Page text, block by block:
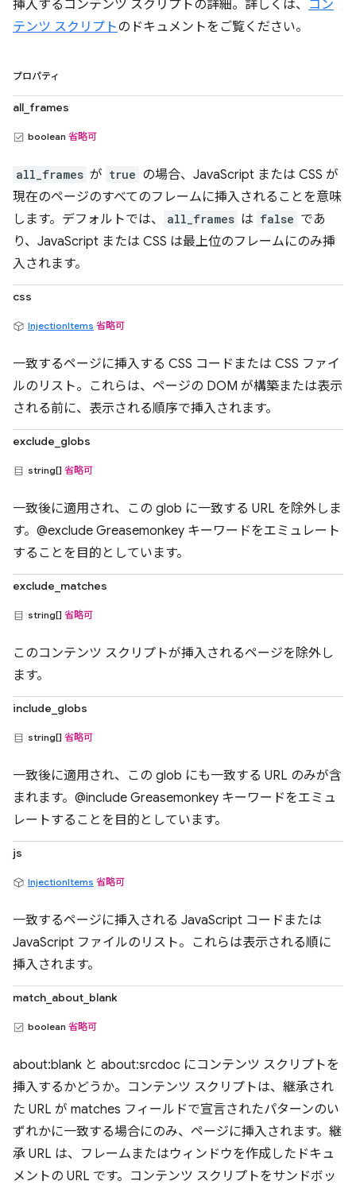
挿入するコンテンツ スクリプトの詳細。詳しくは、 コン
テンツ スクリプトのドキュメントをご覧ください。
プロパティ
all_frames
boolean 省略可
all_frames が true の場合、JavaScript または CSS が
現在のページのすべてのフレームに挿入されることを意味
します。デフォルトでは、
all_frames は false であ
り、JavaScript または CSS は最上位のフレームにのみ挿
入されます。
css
InjectionItems 省略可
一致するページに挿入する CSS コードまたは CSS ファイ
ルのリスト。これらは、ページの DOM が構築または表示
される前に、表示される順序で挿入されます。
exclude_globs
string[] 省略可
一致後に適用され、この glob に一致する URL を除外しま
す。@exclude Greasemonkey キーワードをエミュレート
することを目的としています。
exclude_matches
string[] 省略可
このコンテンツ スクリプトが挿入されるページを除外し
ます。
include_globs
string[] 省略可
一致後に適用され、この glob にも一致する URL のみが含
まれます。@include Greasemonkey キーワードをエミュ
レートすることを目的としています。
js
InjectionItems 省略可
一致するページに挿入される JavaScript コードまたは
JavaScript ファイルのリスト。これらは表示される順に
挿入されます。
match_about_blank
boolean 省略可
about:blank と about:srcdoc にコンテンツ スクリプトを
挿入するかどうか。コンテンツ スクリプトは、継承され
た URL が matches フィールドで宣言されたパターンのい
ずれかに一致する場合にのみ、ページに挿入されます。継
承 URL は、フレームまたはウィンドウを作成したドキュ
メントの URL です。コンテンツ スクリプトをサンドボッ